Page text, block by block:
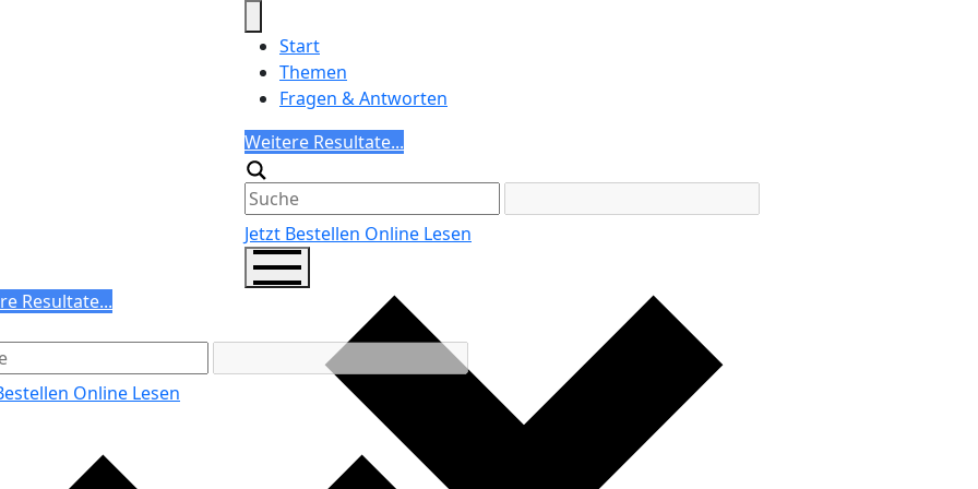
Start
Themen
Fragen & Antworten
Search
Weitere Resultate...
Generic filters
Jetzt Bestellen Online Lesen
Resultate...
filters
Online Lesen